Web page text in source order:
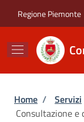
Regione Piemonte
Briciole
Home / Servizi
Consultazione